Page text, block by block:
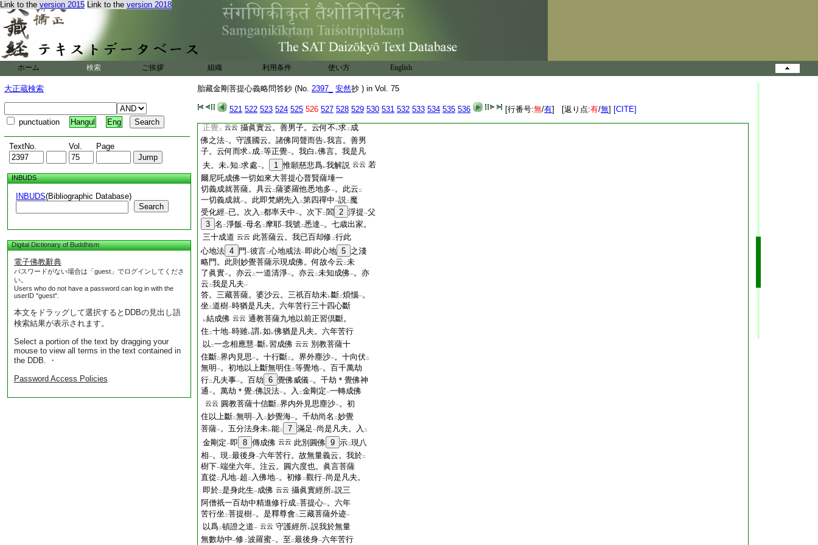
Link to the version 2015 Link to the version 2018
ホーム 検索 ご挨拶 組織 利用条件 使い方 English
大正蔵検索
punctuation Hangul Eng
TextNo. Vol. Page
INBUDS
INBUDS(Bibliographic Database)
Search
Digital Dictionary of Buddhism
電子佛教辭典
パスワードがない場合は「guest」でログインしてくださ
い。
Users who do not have a password can log in with the
userID "guest".
本文をドラッグして選択するとDDBの見出し語
検索結果が表示されます。
Select a portion of the text by dragging your
mouse to view all terms in the text contained in
the DDB. ・
Password Access Policies
胎藏金剛菩提心義略問答鈔 (No. 2397_ 安然抄 ) in Vol. 75
521 522 523 524 525 526 527 528 529 530 531 532 533 534 535 536 [行番号:無/有] [返り点:有/無] [CITE]
方諸佛菩薩 。令レ 住樓閣四方 一非 一此渉入之
。唯圖壇中亦皆圖 レ
之
問。次驚覺中。略出經云。無上菩提當
レ得 二現
。汝若未 了 一切如來眞實法 者云何堪
金剛頂云。汝當云何證二得
無上菩提
知三 一切如來眞實忍 諸苦行
云云 疏云。謂薩婆若及金剛喩定尚未 能 證。
勿二以 レ此爲 足 云云 大瑜伽云。汝之所レ證處是
一道清淨。金剛喩三昧及薩婆若智尚未 能
。勿 以 此爲 足。應 滿 足普賢 方成 最
正覺 上 云云 攝眞實云。善男子。云何不 レ求 二 成
佛之法一。守護國云。諸佛同聲而告レ我言。善男
子。云何而求 レ成二等正覺一。我白 レ佛言。我是凡
夫。未レ知 二求處一。 1 惟願慈悲爲レ我解説 云云 若
爾尼吒成佛一切如來大菩提心普賢薩埵一
切義成就菩薩。具云 二薩婆羅他悉地多一。此云 二
一切義成就一。此即梵網先入 二第四禪中一説二 魔
受化經一已。次入 二都率天中一。次下二 閻 2 浮提一父
3 名 二淨飯一母名 二 摩耶一我號二悉達一。七歳出家。
三十成道 云云 此菩薩云。我已百却修 二行此
心地法 4 門 一彼言二心地戒法一即此心地 5 之淺
略門。此則妙覺菩薩示現成佛。何故今云 二未
了眞實一。亦云 二一道清淨一。亦云 二未知成佛一。亦
云 二我是凡夫一
答。三藏菩薩。婆沙云。三祇百劫未レ斷二煩惱一。
坐 二道樹一時猶是凡夫。六年苦行三十四心斷
レ結成佛 云云 通教菩薩九地以前正習倶斷。
住 二十地一時雖レ謂レ如 レ佛猶是凡夫。六年苦行
以 二一念相應慧一斷レ習成佛 云云 別教菩薩十
住斷二界内見思一。十行斷二 。界外塵沙一。十向伏 二
無明 一。初地以上斷無明住 二等覺地一。百千萬劫
行二 凡夫事一。百劫 6 覺佛威儀一。千劫＊覺佛神
通一。萬劫＊覺二佛説法一。入 二金剛定一一轉成佛
云云 圓教菩薩十信斷二界内外見思塵沙一。初
住以上斷二無明 一 入 二妙覺海一。千劫尚名 二妙覺
菩薩一。五分法身未レ能二 7 滿足 一尚是凡夫。入 二
金剛定一即 8 傳成佛 云云 此別圓佛 9 示二現八
相一。現二最後身一六年苦行。故無量義云。我於二
樹下一端坐六年。注云。圓六度也。眞言菩薩
直從 二 凡地一超 二 入佛地一。初修 二觀行一尚是凡夫。
即於二是身此生一成佛 云云 攝眞實經所レ説三
阿僧祇一百劫中精進修行成二菩提心一。六年
苦行坐 二菩提樹一。是釋尊會二三藏菩薩外迹一
以爲二頓證之道一 云云 守護經所レ説我於無量
無數劫中一修 二波羅蜜一。至 二最後身一六年苦行